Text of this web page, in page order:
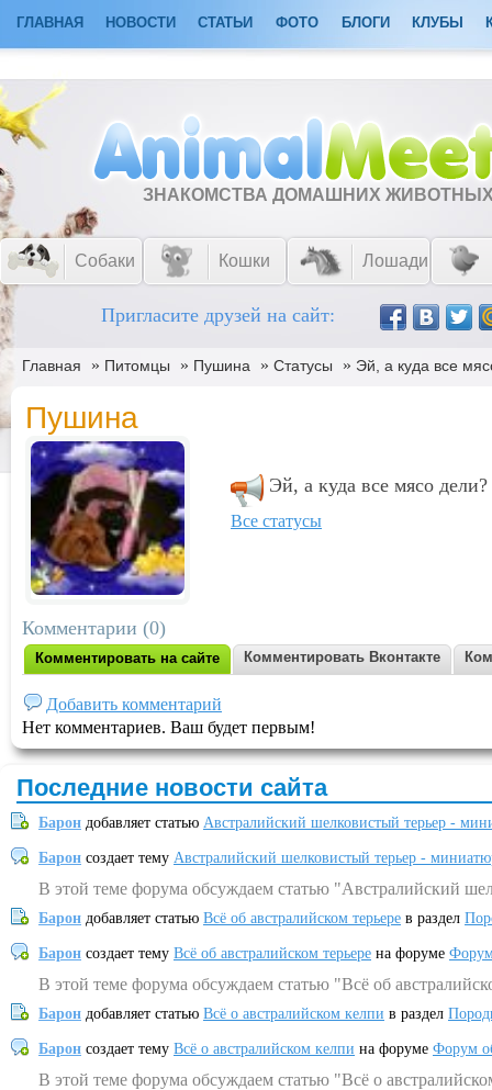
ГЛАВНАЯ НОВОСТИ СТАТЬИ ФОТО БЛОГИ КЛУБЫ
ЗНАКОМСТВА ДОМАШНИХ
Собаки Кошки Лошади
Пригласите друзей на сайт:
Главная » Питомцы » Пушина » Статусы » Эй, а куда все
Пушина
Эй, а куда все мясо дели?
Все статусы
Комментарии (0)
Комментировать на сайте Комментировать Вконтакте
Добавить комментарий
Нет комментариев. Ваш будет первым!
Последние новости сайта
Барон добавляет статью Австралийский шелковистый терьер -
Барон создает тему Австралийский шелковистый терьер -
В этой теме форума обсуждаем статью "Австралийский
Барон добавляет статью Всё об австралийском терьере в раздел
Барон создает тему Всё об австралийском терьере на форуме
В этой теме форума обсуждаем статью "Всё об
Барон добавляет статью Всё о австралийском келпи в раздел
Барон создает тему Всё о австралийском келпи на форуме Форум
В этой теме форума обсуждаем статью "Всё о